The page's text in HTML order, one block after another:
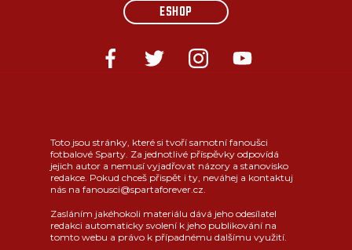
ESHOP
Toto jsou stránky, které si tvoří samotní fanoušci
fotbalové Sparty. Za jednotlivé příspěvky odpovídá
jejich autor a nemusí vyjadřovat názory a stanovisko
redakce. Pokud chceš přispět i ty, neváhej a kontaktuj
nás na fanousci@spartaforever.cz.
Zasláním jakéhokoli materiálu dává jeho odesílatel
redakci automaticky svolení k jeho publikování na
tomto webu a právo k případnému dalšímu využití.